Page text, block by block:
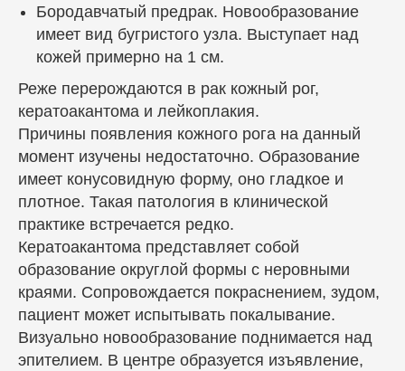
Бородавчатый предрак. Новообразование
имеет вид бугристого узла. Выступает над
кожей примерно на 1 см.
Реже перерождаются в рак кожный рог,
кератоакантома и лейкоплакия.
Причины появления кожного рога на данный
момент изучены недостаточно. Образование
имеет конусовидную форму, оно гладкое и
плотное. Такая патология в клинической
практике встречается редко.
Кератоакантома представляет собой
образование округлой формы с неровными
краями. Сопровождается покраснением, зудом,
пациент может испытывать покалывание.
Визуально новообразование поднимается над
эпителием. В центре образуется изъявление,
персональных данных